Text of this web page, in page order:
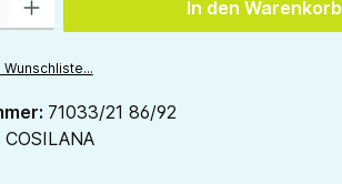
In den Warenkorb
71033/21 86/92
COSILANA